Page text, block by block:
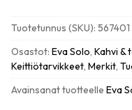
teräs
määrä
Tuotetunnus (SKU): 567401
Osastot: Eva Solo, Kahvi &
Keittiötarvikkeet, Merkit,
Avainsanat tuotteelle Eva